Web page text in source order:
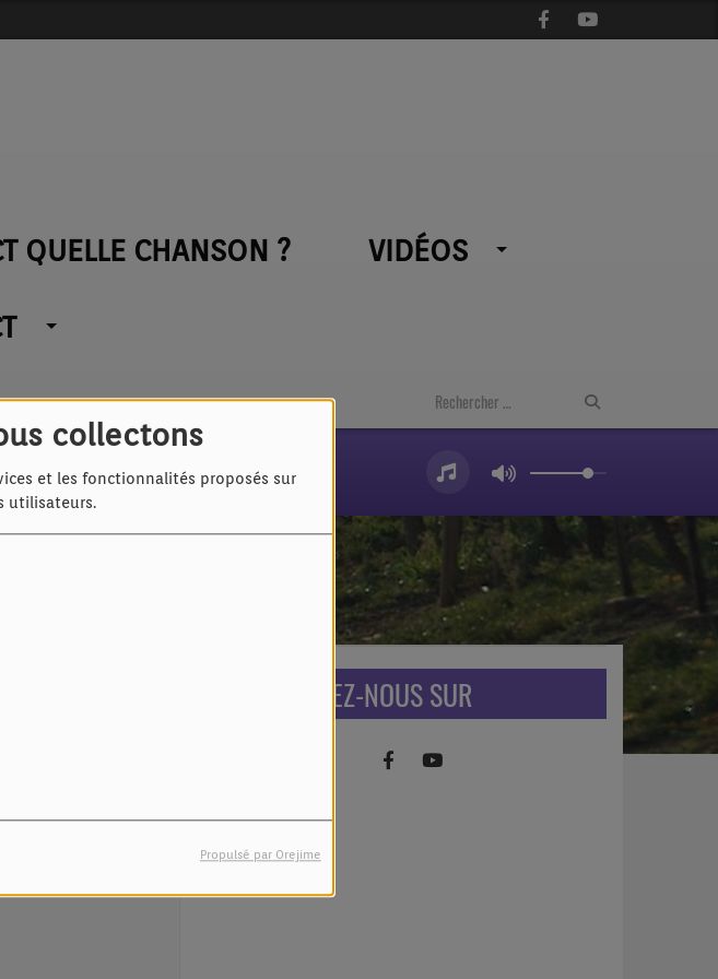
collectons
et les fonctionnalités proposés sur
utilisateurs.
Propulsé par Orejime
QUELLE CHANSON ? VIDÉOS
128K
RETROUVEZ-NOUS SUR